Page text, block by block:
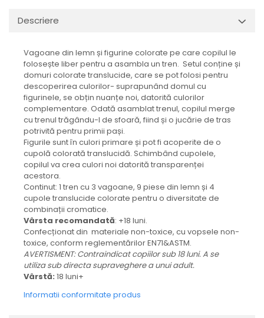
Descriere
Vagoane din lemn și figurine colorate pe care copilul le
folosește liber pentru a asambla un tren. Setul conține și
domuri colorate translucide, care se pot folosi pentru
descoperirea culorilor- suprapunând domul cu
figurinele, se obțin nuanțe noi, datorită culorilor
complementare. Odată asamblat trenul, copilul merge
cu trenul trăgându-l de sfoară, fiind și o jucărie de tras
potrivită pentru primii pași.
Figurile sunt în culori primare și pot fi acoperite de o
cupolă colorată translucidă. Schimbând cupolele,
copilul va crea culori noi datorită transparenței
acestora.
Continut: 1 tren cu 3 vagoane, 9 piese din lemn și 4
cupole translucide colorate pentru o diversitate de
combinații cromatice.
Vârsta recomandată: +18 luni.
Confecționat din materiale non-toxice, cu vopsele non-
toxice, conform reglementărilor EN71&ASTM.
AVERTISMENT: Contraindicat copiilor sub 18 luni. A se
utiliza sub directa supraveghere a unui adult.
Vârstă: 18 luni+
Informatii conformitate produs